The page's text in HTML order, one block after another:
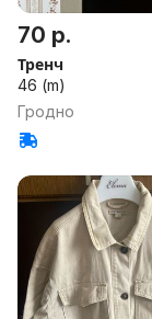
70 р.
Тренч
46 (m)
Гродно